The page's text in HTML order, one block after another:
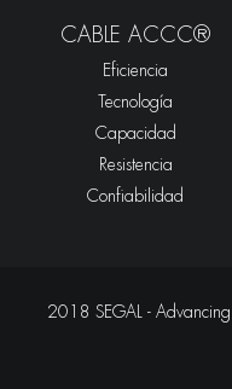
CABLE ACCC®
Eficiencia
Tecnología
Capacidad
Resistencia
Confiabilidad
2018 SEGAL -